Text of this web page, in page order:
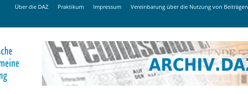
Über die DAZ Praktikum Impressum Vereinbarung über die Nutzung von Beiträgen